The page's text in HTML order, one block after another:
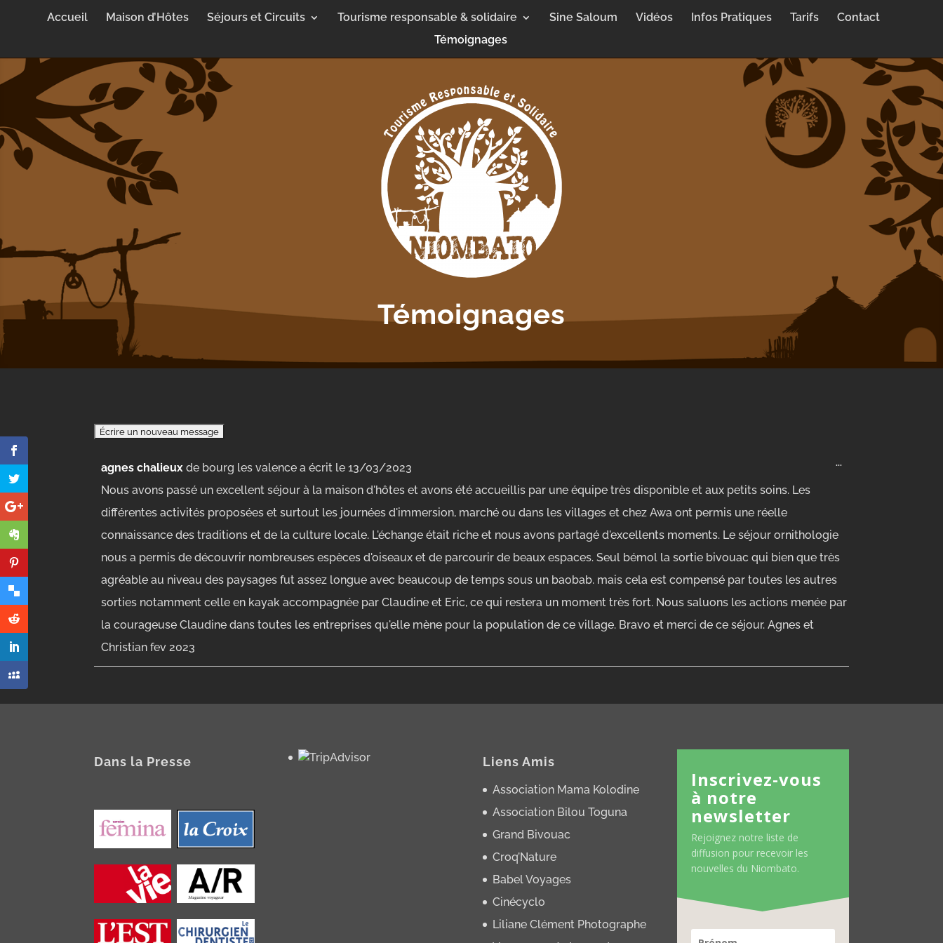
Accueil Maison d’Hôtes Séjours et Circuits Tourisme responsable & solidaire Sine Saloum Vidéos Infos Pratiques Tarifs
Contact
Témoignages
Témoignages
agnes chalieux de bourg les valence a écrit le 13/03/2023
Nous avons passé un excellent séjour à la maison d'hôtes et avons été accueillis par une équipe très disponible et aux petits soins. Les
différentes activités proposées et surtout les journées d'immersion, marché ou dans les villages et chez Awa ont permis une réelle
connaissance des traditions et de la culture locale. L'échange était riche et nous avons partagé d'excellents moments. Le séjour ornithologie
nous a permis de découvrir nombreuses espèces d'oiseaux et de parcourir de beaux espaces. Seul bémol la sortie bivouac qui bien que très
agréable au niveau des paysages fut assez longue avec beaucoup de temps sous un baobab. mais cela est compensé par toutes les autres
sorties notamment celle en kayak accompagnée par Claudine et Eric, ce qui restera un moment très fort. Nous saluons les actions menée par
la courageuse Claudine dans toutes les entreprises qu'elle mène pour la population de ce village. Bravo et merci de ce séjour. Agnes et
Christian fev 2023
...
Dans la Presse Liens Amis
Association Mama Kolodine
Association Bilou Toguna
Grand Bivouac
Croq’Nature
Babel Voyages
Cinécyclo
Liliane Clément Photographe
Inscrivez-vous
à notre
newsletter
Rejoignez notre liste de
diffusion pour recevoir les
nouvelles du Niombato.